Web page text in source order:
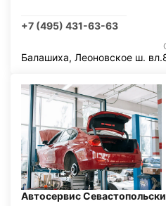
+7 (495) 431-63-63
Балашиха, Леоновское ш.
Автосервис